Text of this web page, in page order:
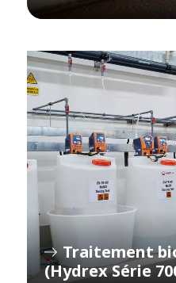
Traitement
(Hydrex Série